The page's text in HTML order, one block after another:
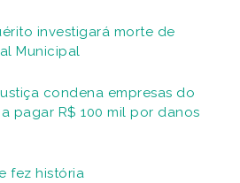
investigará morte de
Municipal
condena empresas do
pagar R$ 100 mil por danos
fez história